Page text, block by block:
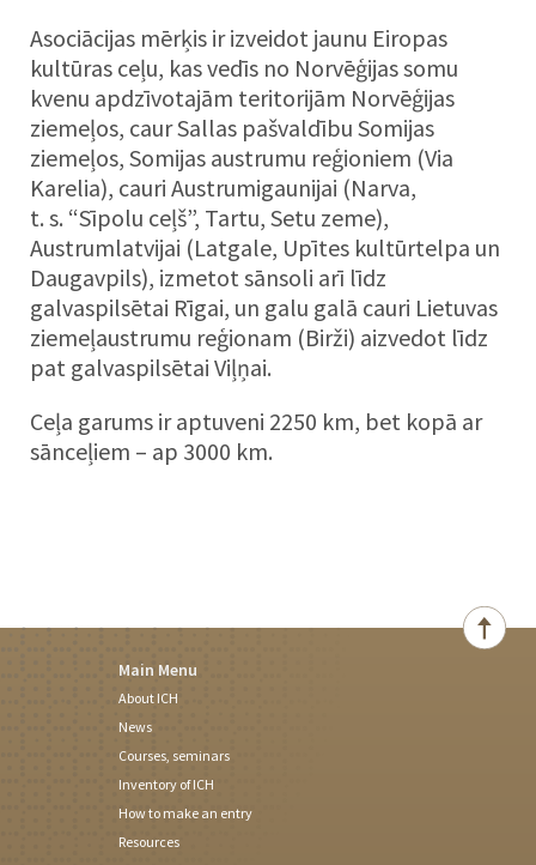
Asociācijas mērķis ir izveidot jaunu Eiropas
kultūras ceļu, kas vedīs no Norvēģijas somu
kvenu apdzīvotajām teritorijām Norvēģijas
ziemeļos, caur Sallas pašvaldību Somijas
ziemeļos, Somijas austrumu reģioniem (Via
Karelia), cauri Austrumigaunijai (Narva,
t. s. “Sīpolu ceļš”, Tartu, Setu zeme),
Austrumlatvijai (Latgale, Upītes kultūrtelpa un
Daugavpils), izmetot sānsoli arī līdz
galvaspilsētai Rīgai, un galu galā cauri Lietuvas
ziemeļaustrumu reģionam (Birži) aizvedot līdz
pat galvaspilsētai Viļņai.
Ceļa garums ir aptuveni 2250 km, bet kopā ar
sānceļiem – ap 3000 km.
Main Menu
About ICH
News
Courses, seminars
Inventory of ICH
How to make an entry
Resources